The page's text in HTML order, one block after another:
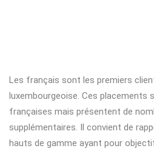
Les français sont les premiers
luxembourgeoise. Ces placements
françaises mais présentent de
supplémentaires. Il convient de
hauts de gamme ayant pour